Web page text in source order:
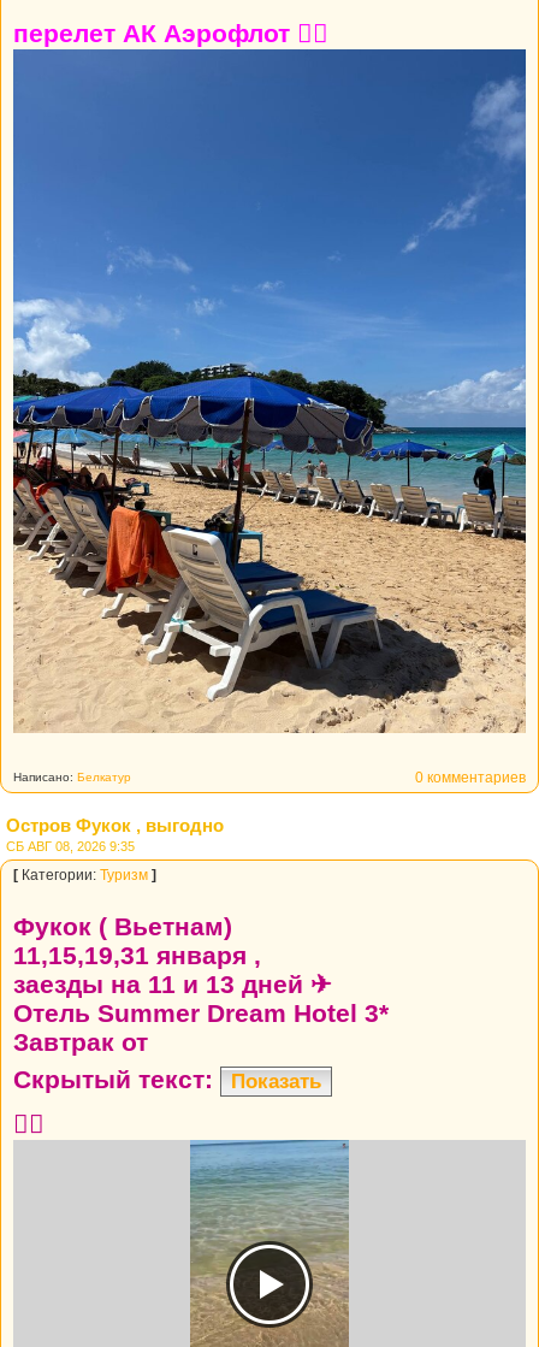
перелет АК Аэрофлот 👍🏼
0 комментариев
Написано: Белкатур
Остров Фукок , выгодно
СБ АВГ 08, 2026 9:35
[ Категории: Туризм ]
Фукок ( Вьетнам)
11,15,19,31 января ,
заезды на 11 и 13 дней ✈
Отель Summer Dream Hotel 3*
Завтрак от
Скрытый текст:
Показать
👍🏼